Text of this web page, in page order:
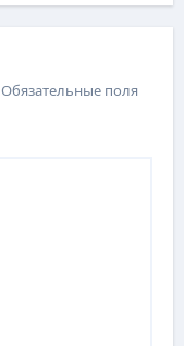
Обязательные поля